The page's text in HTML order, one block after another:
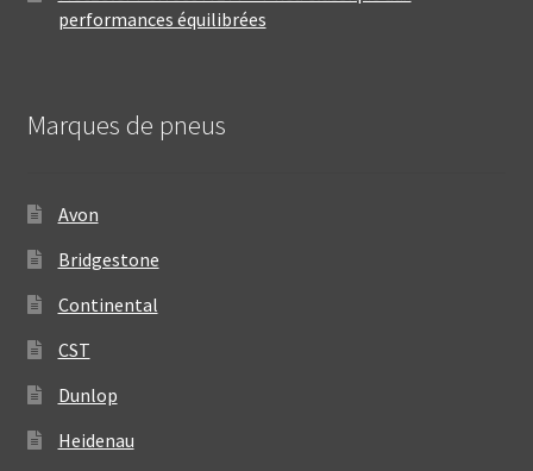
performances équilibrées
Marques de pneus
Avon
Bridgestone
Continental
CST
Dunlop
Heidenau